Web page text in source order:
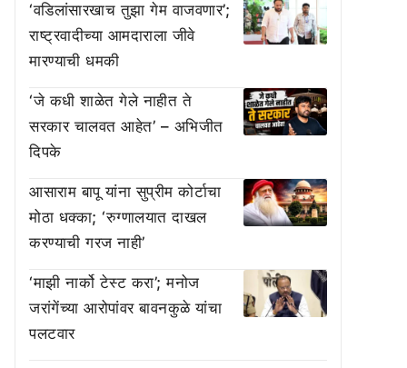
‘वडिलांसारखाच तुझा गेम वाजवणार’;
राष्ट्रवादीच्या आमदाराला जीवे
मारण्याची धमकी
‘जे कधी शाळेत गेले नाहीत ते
सरकार चालवत आहेत’ – अभिजीत
दिपके
आसाराम बापू यांना सुप्रीम कोर्टाचा
मोठा धक्का; ‘रुग्णालयात दाखल
करण्याची गरज नाही’
‘माझी नार्को टेस्ट करा’; मनोज
जरांगेंच्या आरोपांवर बावनकुळे यांचा
पलटवार